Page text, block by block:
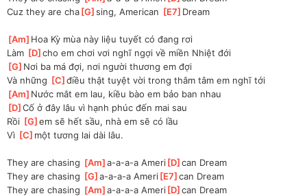
Cuz they are cha[G ]
sing, American [E7 ]Dream
[Am ]Hoa Kỳ mùa này liệu tuyết có đang rơi
Làm [D ]
cho em chơi vơi nghĩ ngợi về miền Nhiệt đới
[G ]Nơi ba má đợi, nơi người thương em đợi
Và những [C ]
điều thật tuyệt vời trong thâm tâm em nghĩ tới
[Am ]Nước mắt em lau, kiều bào em bảo ban nhau
[D ]
Cố ở đây lâu vì hạnh phúc đến mai sau
Rồi [G ]
em sẽ hết sầu, nhà em sẽ có lầu
Vì [C ]một tương lai dài lâu.
They are chasing [Am ]
a-a-a-a Ameri[D ]
can Dream
They are chasing [G ]
a-a-a-a Ameri[E7 ]
can Dream
They are chasing [Am ]
a-a-a-a Ameri[D ]
can Dream